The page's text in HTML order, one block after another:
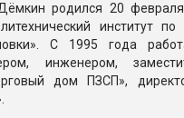
родился 20
институт
С 1995 года
инженером,
дом ПЗСП»,